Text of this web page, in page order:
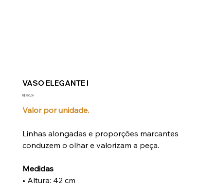
VASO ELEGANTE I
Preço
R$ 750,00
Valor por unidade.
Linhas alongadas e proporções marcantes
conduzem o olhar e valorizam a peça.
Medidas
• Altura: 42 cm